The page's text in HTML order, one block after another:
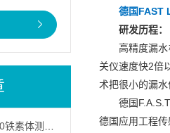
德国FAST
研发历程：
高精度漏
关仪速度快2倍
术把很小的漏
德国
德国应用工程